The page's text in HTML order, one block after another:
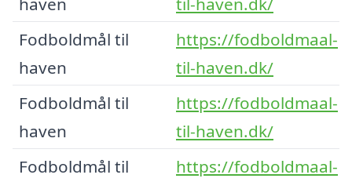
Fodboldmål til
haven
https://fodboldmaal-
til-haven.dk/
Fodboldmål til
haven
https://fodboldmaal-
til-haven.dk/
Fodboldmål til
https://fodboldmaal-